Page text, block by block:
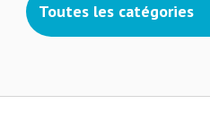
Toutes les catégories